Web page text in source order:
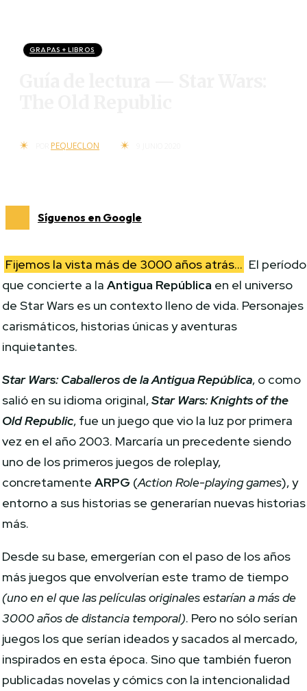
GRAPAS + LIBROS
PEQUECLON
Síguenos en Google
Fijemos la vista más de 3000 años atrás… El período
que concierte a laAntigua República en el universo
de Star Wars es un contexto lleno de vida. Personajes
carismáticos, historias únicas y aventuras
inquietantes.
Star Wars: Caballeros de la Antigua República, o como
salió en su idioma original,Star Wars: Knights of the
Old Republic, fue un juego que vio la luz por primera
vez en el año 2003. Marcaría un precedente siendo
uno de los primeros juegos de roleplay,
concretamenteARPG (Action Role-playing games), y
entorno a sus historias se generarían nuevas historias
más.
Desde su base, emergerían con el paso de los años
más juegos que envolverían este tramo de tiempo
(uno en el que las películas originales estarían a más de
3000 años de distancia temporal). Pero no sólo serían
juegos los que serían ideados y sacados al mercado,
inspirados en esta época. Sino que también fueron
publicadas novelas y cómics con la intencionalidad